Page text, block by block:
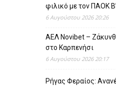
φιλικό με τον ΠΑΟΚ Β’
6 Αυγούστου 2026 20:26
ΑΕΛ Novibet –
στο Καρπενήσι
6 Αυγούστου 2026 20:17
Ρήγας Φεραίος: